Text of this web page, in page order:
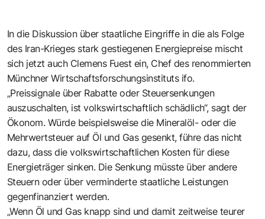
In die Diskussion über staatliche Eingriffe in die als Folge
des Iran-Krieges stark gestiegenen Energiepreise mischt
sich jetzt auch Clemens Fuest ein, Chef des renommierten
Münchner Wirtschaftsforschungsinstituts ifo.
„Preissignale über Rabatte oder Steuersenkungen
auszuschalten, ist volkswirtschaftlich schädlich“, sagt der
Ökonom. Würde beispielsweise die Mineralöl- oder die
Mehrwertsteuer auf Öl und Gas gesenkt, führe das nicht
dazu, dass die volkswirtschaftlichen Kosten für diese
Energieträger sinken. Die Senkung müsste über andere
Steuern oder über verminderte staatliche Leistungen
gegenfinanziert werden.
„Wenn Öl und Gas knapp sind und damit zeitweise teurer